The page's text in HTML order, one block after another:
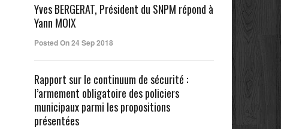
Yves BERGERAT, Président du SNPM répond à
Yann MOIX
Posted On 24 Sep 2018
Rapport sur le continuum de sécurité :
l’armement obligatoire des policiers
municipaux parmi les propositions
présentées